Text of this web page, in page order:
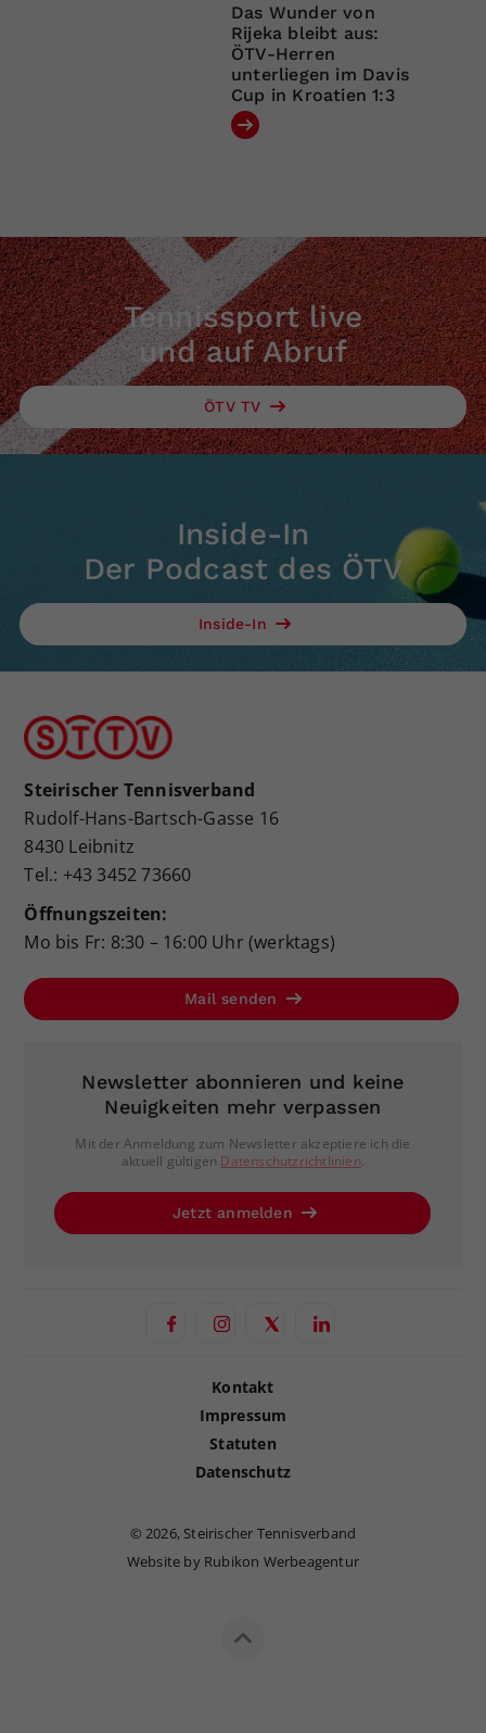
Das Wunder von
Rijeka bleibt aus:
ÖTV-Herren
unterliegen im Davis
Cup in Kroatien 1:3
Tennissport live
und auf Abruf
ÖTV TV
Inside-In
Der Podcast des ÖTV
Inside-In
Steirischer Tennisverband
Rudolf-Hans-Bartsch-Gasse 16
8430 Leibnitz
Tel.: +43 3452 73660
Öffnungszeiten:
Mo bis Fr: 8:30 – 16:00 Uhr (werktags)
Mail senden
Newsletter abonnieren und keine
Neuigkeiten mehr verpassen
Mit der Anmeldung zum Newsletter akzeptiere ich die
aktuell gültigen Datenschutzrichtlinien.
Jetzt anmelden
Kontakt
Impressum
Statuten
Datenschutz
© 2026, Steirischer Tennisverband
Website by Rubikon Werbeagentur